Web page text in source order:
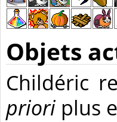
Objets
Childéric
priori plus